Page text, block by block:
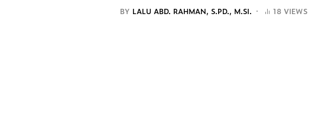
BY LALU ABD. RAHMAN, S.PD., M.SI. 18 VIEWS